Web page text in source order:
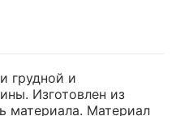
грудной и
Изготовлен из
материала. Материал